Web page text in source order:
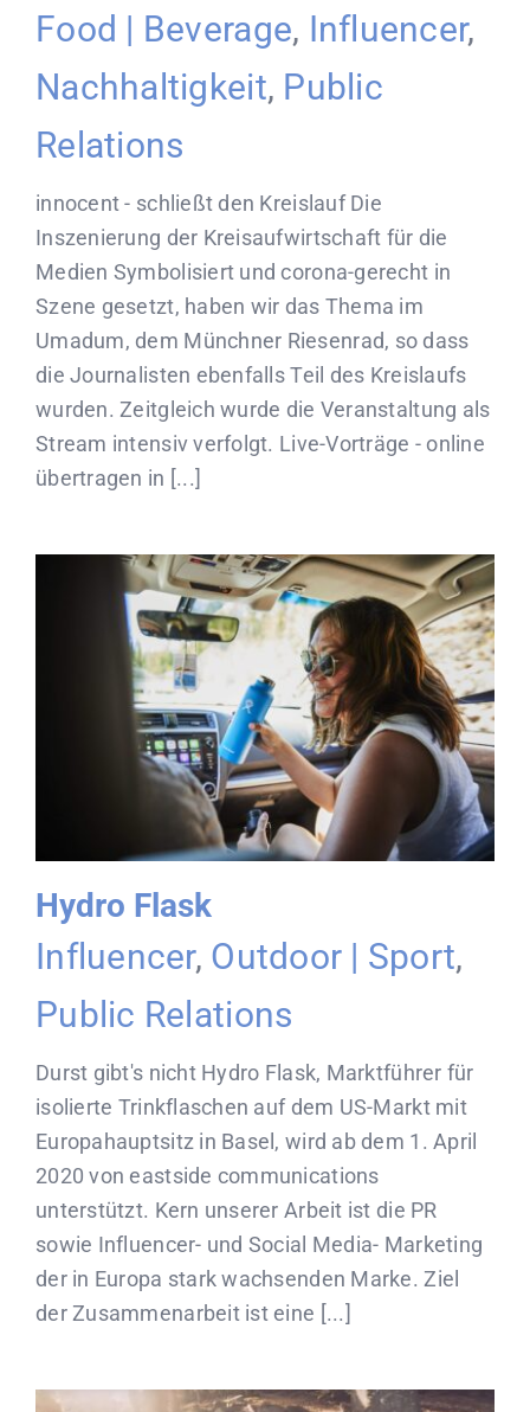
Food | Beverage, Influencer,
Nachhaltigkeit, Public
Relations
innocent - schließt den Kreislauf Die
Inszenierung der Kreisaufwirtschaft für die
Medien Symbolisiert und corona-gerecht in
Szene gesetzt, haben wir das Thema im
Umadum, dem Münchner Riesenrad, so dass
die Journalisten ebenfalls Teil des Kreislaufs
wurden. Zeitgleich wurde die Veranstaltung als
Stream intensiv verfolgt. Live-Vorträge - online
übertragen in [...]
Hydro Flask
Influencer, Outdoor | Sport,
Public Relations
Durst gibt's nicht Hydro Flask, Marktführer für
isolierte Trinkflaschen auf dem US-Markt mit
Europahauptsitz in Basel, wird ab dem 1. April
2020 von eastside communications
unterstützt. Kern unserer Arbeit ist die PR
sowie Influencer- und Social Media- Marketing
der in Europa stark wachsenden Marke. Ziel
der Zusammenarbeit ist eine [...]